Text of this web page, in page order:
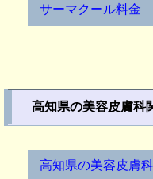
サーマクール料金
高知県の美容皮膚科
高知県の美容皮膚